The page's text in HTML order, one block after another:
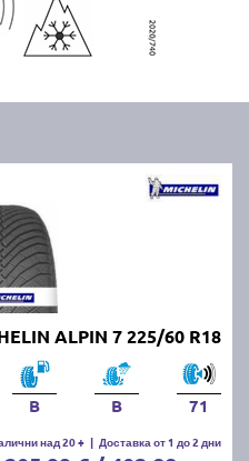
ALPIN 7 225/60 R18
B B 71
над 20 + | Доставка от 1 до 2 дни